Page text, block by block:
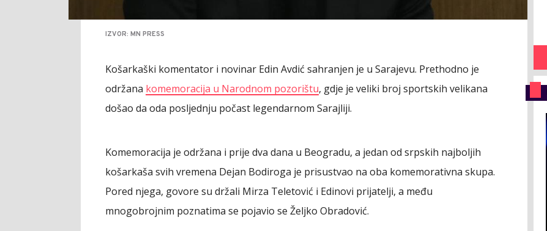
IZVOR: MN PRESS
Košarkaški komentator i novinar Edin Avdić sahranjen je u Sarajevu. Prethodno je
održana komemoracija u Narodnom pozorištu, gdje je veliki broj sportskih velikana
došao da oda posljednju počast legendarnom Sarajliji.
Komemoracija je održana i prije dva dana u Beogradu, a jedan od srpskih najboljih
košarkaša svih vremena Dejan Bodiroga je prisustvao na oba komemorativna skupa.
Pored njega, govore su držali Mirza Teletović i Edinovi prijatelji, a među
mnogobrojnim poznatima se pojavio se Željko Obradović.